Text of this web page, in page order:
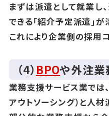
まずは派遣として就業し
できる「紹介予定派遣」が
これにより企業側の採用
（4） BPOや外注業
業務支援サービス業では
アウトソーシング）と人